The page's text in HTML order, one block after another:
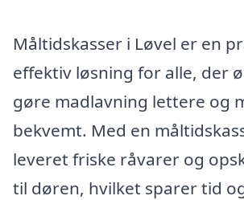
Måltidskasser i Løvel er en
effektiv løsning for alle, der
gøre madlavning lettere og
bekvemt. Med en
leveret friske råvarer og
til døren, hvilket sparer tid